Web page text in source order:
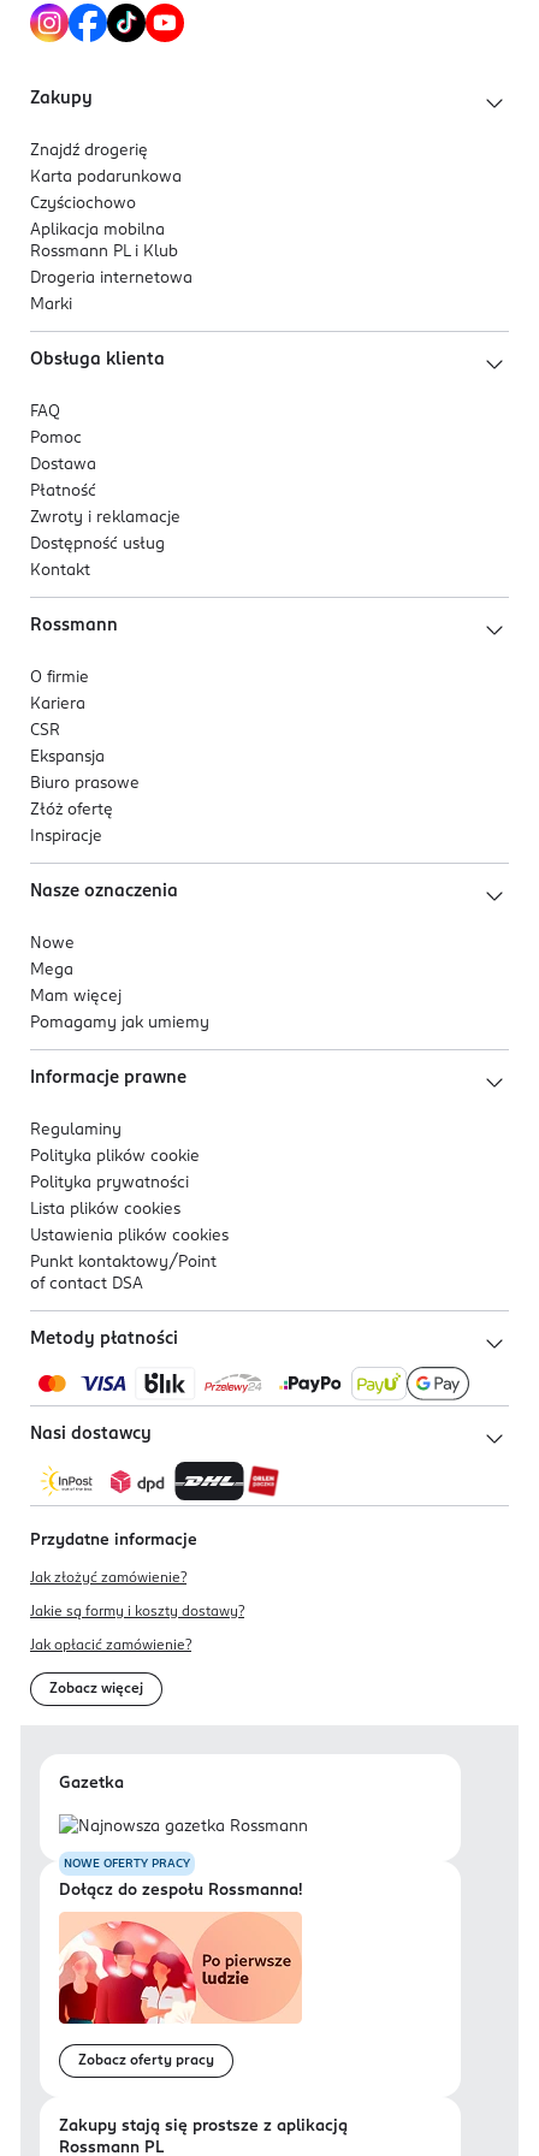
Zakupy
Znajdź drogerię
Karta podarunkowa
Czyściochowo
Aplikacja mobilna
Rossmann PL i Klub
Drogeria internetowa
Marki
Obsługa klienta
FAQ
Pomoc
Dostawa
Płatność
Zwroty i reklamacje
Dostępność usług
Kontakt
Rossmann
O firmie
Kariera
CSR
Ekspansja
Biuro prasowe
Złóż ofertę
Inspiracje
Nasze oznaczenia
Nowe
Mega
Mam więcej
Pomagamy jak umiemy
Informacje prawne
Regulaminy
Polityka plików cookie
Polityka prywatności
Lista plików cookies
Ustawienia plików cookies
Punkt kontaktowy/ Point
of contact DSA
Metody płatności
Nasi dostawcy
Przydatne informacje
Jak złożyć zamówienie?
Jakie są formy i koszty dostawy?
Jak opłacić zamówienie?
Zobacz więcej
Gazetka
NOWE OFERTY PRACY
Dołącz do zespołu Rossmanna!
Zobacz oferty pracy
Zakupy stają się prostsze z aplikacją
Rossmann PL